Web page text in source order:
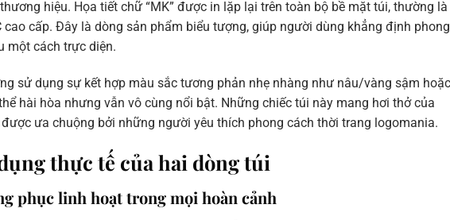
hiệu. Họa tiết chữ “MK” được in lặp lại trên toàn bộ bề mặt túi, thường là
cao cấp. Đây là dòng sản phẩm biểu tượng, giúp người dùng khẳng định phong
một cách trực diện.
sử dụng sự kết hợp màu sắc tương phản nhẹ nhàng như nâu/vàng sậm hoặc
hài hòa nhưng vẫn vô cùng nổi bật. Những chiếc túi này mang hơi thở của
ưa chuộng bởi những người yêu thích phong cách thời trang logomania.
thực tế của hai dòng túi
phục linh hoạt trong mọi hoàn cảnh